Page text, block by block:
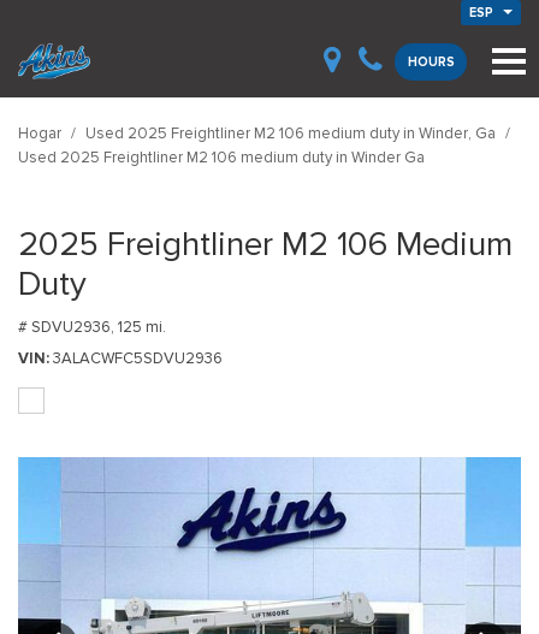
ESP
HOURS
Hogar / Used 2025 Freightliner M2 106 medium duty in Winder, Ga /
Used 2025 Freightliner M2 106 medium duty in Winder Ga
2025 Freightliner M2 106 Medium
Duty
# SDVU2936, 125 mi.
VIN 3ALACWFC5SDVU2936